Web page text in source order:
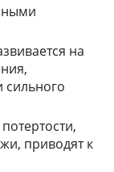
на
сильного
приводят к